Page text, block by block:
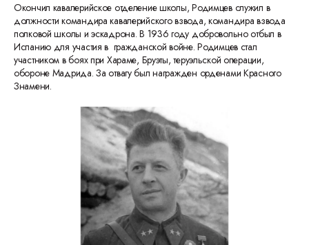
Окончил кавалерийское отделение школы, Родимцев служил в
должности командира кавалерийского взвода, командира взвода
полковой школы и эскадрона. В 1936 году добровольно отбыл в
Испанию для участия в гражданской войне. Родимцев стал
участником в боях при Хараме, Бруэты, теруэльской операции,
обороне Мадрида. За отвагу был награжден орденами Красного
Знамени.